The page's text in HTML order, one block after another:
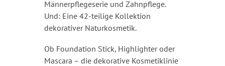
Männerpflegeserie und Zahnpflege.
Und: Eine 42-teilige Kollektion
dekorativer Naturkosmetik.
Ob Foundation Stick, Highlighter oder
Mascara – die dekorative Kosmetiklinie